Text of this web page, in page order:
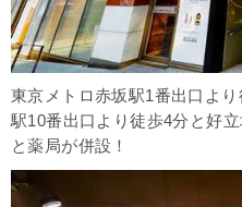
東京メトロ赤坂駅1番出口よ
駅10番出口より徒歩4分と好
と薬局が併設！